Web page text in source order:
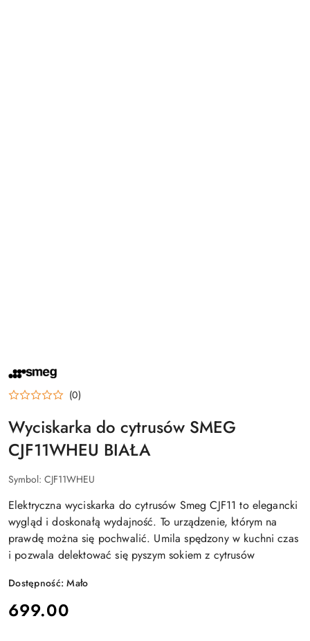
NAZWA
PRODUCENTA:
SMEG (0)
Wyciskarka do cytrusów SMEG
CJF11WHEU BIAŁA
Symbol: CJF11WHEU
Elektryczna wyciskarka do cytrusów Smeg CJF11 to elegancki
wygląd i doskonałą wydajność. To urządzenie, którym na
prawdę można się pochwalić. Umila spędzony w kuchni czas
i pozwala delektować się pyszym sokiem z cytrusów
Dostępność:Mało
cena:
699.00